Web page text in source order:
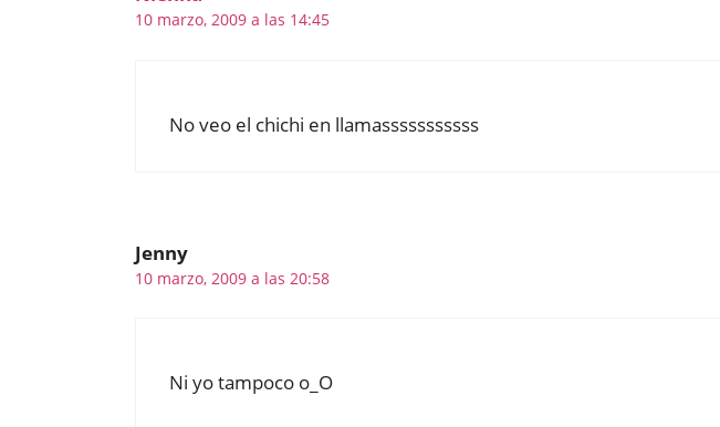
10 marzo, 2009 a las 14:45
No veo el chichi en llamasssssssssss
Jenny
10 marzo, 2009 a las 20:58
Ni yo tampoco o_O